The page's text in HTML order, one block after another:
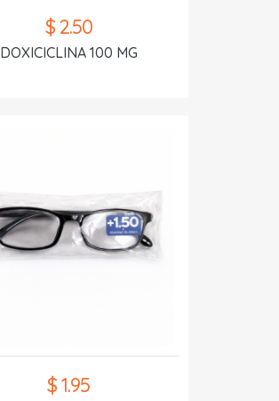
$ 2.50
DOXICICLINA 100 MG
$ 1.95